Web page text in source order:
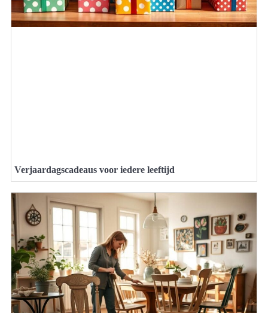
Verjaardagscadeaus voor iedere leeftijd